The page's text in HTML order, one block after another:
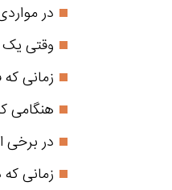
در
وقتی یک
زمانی
هنگامی
در برخی
زمانی